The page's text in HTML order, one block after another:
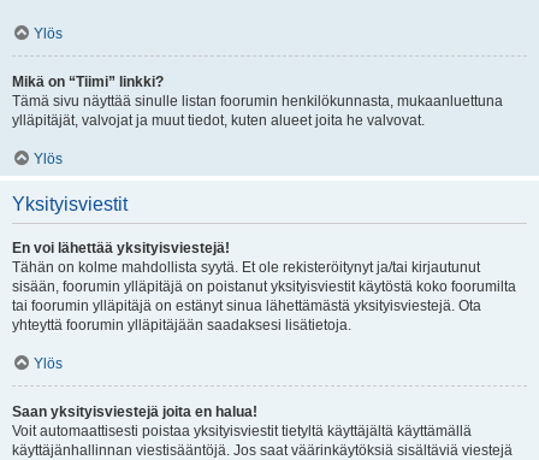
Ylös
Mikä on “Tiimi” linkki?
Tämä sivu näyttää sinulle listan foorumin henkilökunnasta, mukaanluettuna
ylläpitäjät, valvojat ja muut tiedot, kuten alueet joita he valvovat.
Ylös
Yksityisviestit
En voi lähettää yksityisviestejä!
Tähän on kolme mahdollista syytä. Et ole rekisteröitynyt ja/tai kirjautunut
sisään, foorumin ylläpitäjä on poistanut yksityisviestit käytöstä koko foorumilta
tai foorumin ylläpitäjä on estänyt sinua lähettämästä yksityisviestejä. Ota
yhteyttä foorumin ylläpitäjään saadaksesi lisätietoja.
Ylös
Saan yksityisviestejä joita en halua!
Voit automaattisesti poistaa yksityisviestit tietyltä käyttäjältä käyttämällä
käyttäjänhallinnan viestisääntöjä. Jos saat väärinkäytöksiä sisältäviä viestejä